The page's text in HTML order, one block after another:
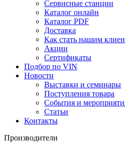
Сервисные станции
Каталог онлайн
Каталог PDF
Доставка
Как стать нашим
Акции
Сертификаты
Подбор по VIN
Новости
Выставки и семинары
Поступления товара
События и
Статьи
Контакты
Производители